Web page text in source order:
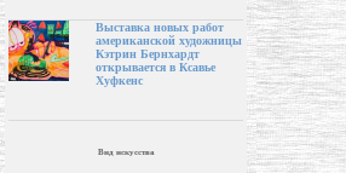
Выставка новых работ
американской художницы
Кэтрин Бернхардт
открывается в Ксавье
Хуфкенс
Вид искусства